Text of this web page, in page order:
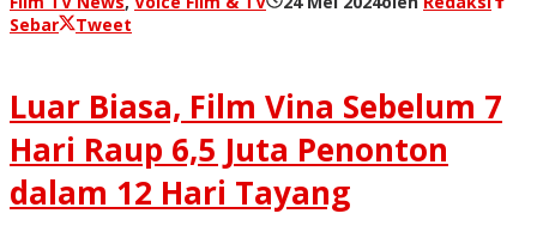
Sebar
Tweet
Luar Biasa, Film Vina Sebelum 7
Hari Raup 6,5 Juta Penonton
dalam 12 Hari Tayang